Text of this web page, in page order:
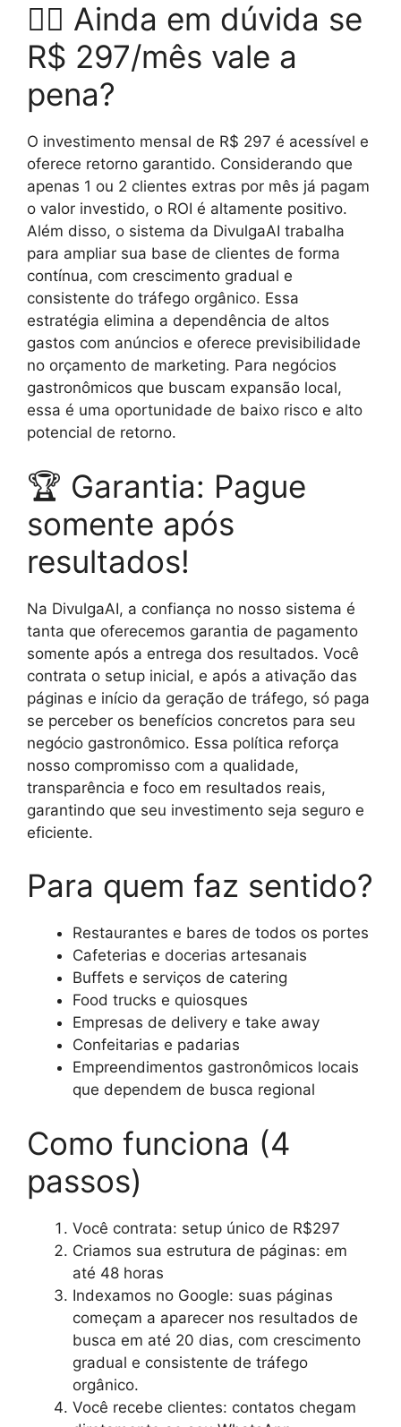
🤷‍♂️ Ainda em dúvida se
R$ 297/mês vale a
pena?
O investimento mensal de R$ 297 é acessível e
oferece retorno garantido. Considerando que
apenas 1 ou 2 clientes extras por mês já pagam
o valor investido, o ROI é altamente positivo.
Além disso, o sistema da DivulgaAI trabalha
para ampliar sua base de clientes de forma
contínua, com crescimento gradual e
consistente do tráfego orgânico. Essa
estratégia elimina a dependência de altos
gastos com anúncios e oferece previsibilidade
no orçamento de marketing. Para negócios
gastronômicos que buscam expansão local,
essa é uma oportunidade de baixo risco e alto
potencial de retorno.
🏆 Garantia: Pague
somente após
resultados!
Na DivulgaAI, a confiança no nosso sistema é
tanta que oferecemos garantia de pagamento
somente após a entrega dos resultados. Você
contrata o setup inicial, e após a ativação das
páginas e início da geração de tráfego, só paga
se perceber os benefícios concretos para seu
negócio gastronômico. Essa política reforça
nosso compromisso com a qualidade,
transparência e foco em resultados reais,
garantindo que seu investimento seja seguro e
eficiente.
Para quem faz sentido?
Restaurantes e bares de todos os portes
Cafeterias e docerias artesanais
Buffets e serviços de catering
Food trucks e quiosques
Empresas de delivery e take away
Confeitarias e padarias
Empreendimentos gastronômicos locais
que dependem de busca regional
Como funciona (4
passos)
Você contrata: setup único de R$297
Criamos sua estrutura de páginas: em
até 48 horas
Indexamos no Google: suas páginas
começam a aparecer nos resultados de
busca em até 20 dias, com crescimento
gradual e consistente de tráfego
orgânico.
Você recebe clientes: contatos chegam